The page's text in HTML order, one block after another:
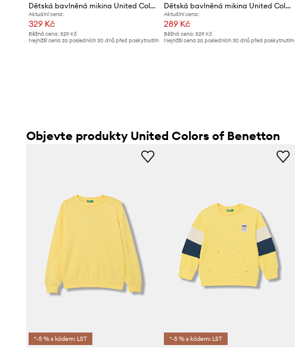
Dětská bavlněná mikina United Colors of Benetton
Aktuální cena:
329 Kč
Běžná cena: 529 Kč
Nejnižší cena za posledních 30 dnů před poskytnutím
Dětská bavlněná mikina United Colors of Benetton
Aktuální cena:
289 Kč
Běžná cena:529 Kč
Nejnižší cena za posledních 30 dnů před poskytnutím
Objevte produkty United Colors of Benetton
*-5 % s kódem: LST *-5 % s kódem: LST